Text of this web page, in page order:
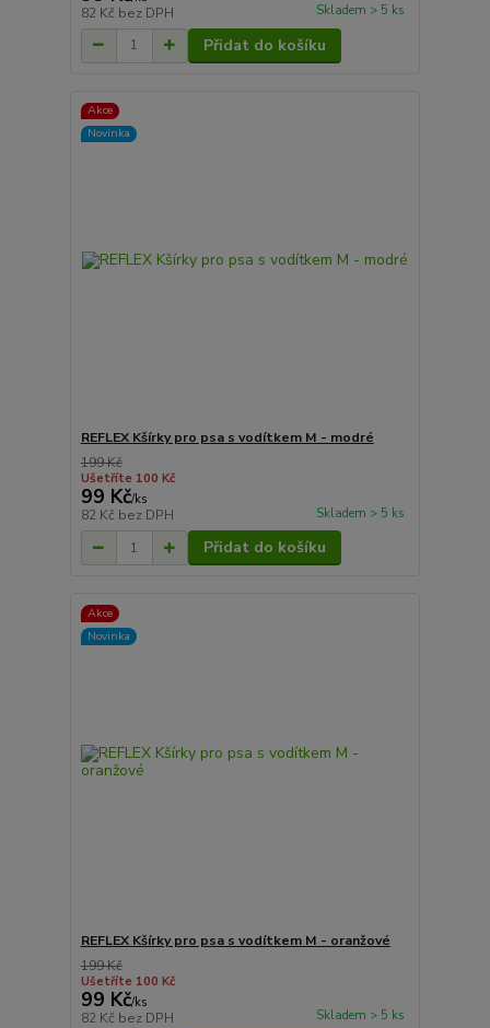
82 Kč bez DPH Skladem > 5 ks
Přidat do košíku
Akce
Novinka
REFLEX Kšírky pro psa s vodítkem M - modré
199 Kč
Ušetříte 100 Kč
99 Kč/ks
82 Kč bez DPH Skladem > 5 ks
Přidat do košíku
Akce
Novinka
REFLEX Kšírky pro psa s vodítkem M - oranžové
199 Kč
Ušetříte 100 Kč
99 Kč/ks
82 Kč bez DPH Skladem > 5 ks